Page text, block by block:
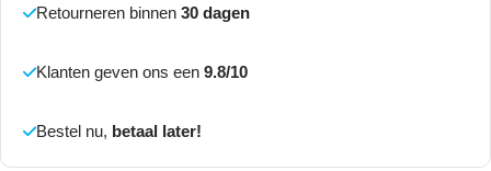
Retourneren binnen 30 dagen
Klanten geven ons een 9.8/10
Bestel nu, betaal later!